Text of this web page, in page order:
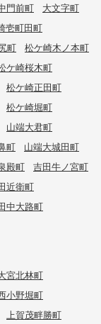
門前町
大文字町
壱町田町
町
松ケ崎木ノ本町
ケ崎桜木町
松ケ崎正田町
松ケ崎堀町
山端大君町
町
山端大城田町
殿町
吉田牛ノ宮町
近衛町
中大路町
宮北林町
小野堀町
上賀茂畔勝町